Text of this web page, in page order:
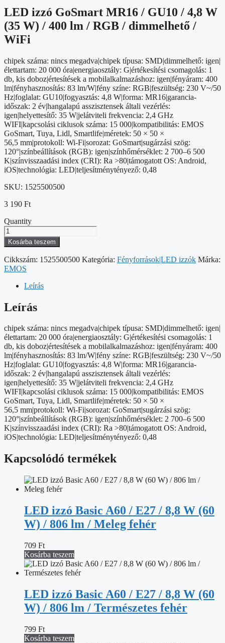
LED izzó GoSmart MR16 / GU10 / 4,8 W
(35 W) / 400 lm / RGB / dimmelhető /
WiFi
chipek száma: nincs megadva|chipek típusa: SMD|dimmelhető: igen|
élettartam: 20 000 óra|energiaosztály: G|értékesítési csomagolás: 1
db, kis doboz|értesítések a mobilalkalmazáshoz: igen|fényáram: 400
lm|fényhasznosítás: 83 lm/W|fény színe: RGB|feszültség: 230 V~/50
Hz|foglalat: GU10|fogyasztás: 4,8 W|forma: MR16|garancia-
időszak: 2 év|hangalapú asszisztensek általi vezérlés:
igen|helyettesítő: 35 W|jelátviteli frekvencia: 2,4 GHz
WIFI|kapcsolási ciklusok száma: 15 000|kompatibilitás: EMOS
GoSmart, Tuya, Lidl, Smartlife|méretek: 50 × 50 ×
56,5 mm|protokoll: Wi-Fi|sorozat: GoSmart|sugárzási szög:
120°|színbeállítások (RGB): igen|színhőmérséklet: 2 700–6 500
K|színvisszaadási index (CRI): Ra >80|támogatott OS: Android,
iOS|technológia: LED|teljesítménytényező: 0,48
SKU: 1525500500
3 190 Ft
Quantity
LED
izzó
GoSmart
MR16
/
GU10
W
(35
/
400
lm
/
RGB
/
dimmelhető
/
WiFi
mennyiség
Kosárba teszem
Cikkszám: 1525500500 Kategória: Fényforrások|LED izzók Márka:
EMOS
Leírás
Leírás
chipek száma: nincs megadva|chipek típusa: SMD|dimmelhető: igen|
élettartam: 20 000 óra|energiaosztály: G|értékesítési csomagolás: 1
db, kis doboz|értesítések a mobilalkalmazáshoz: igen|fényáram: 400
lm|fényhasznosítás: 83 lm/W|fény színe: RGB|feszültség: 230 V~/50
Hz|foglalat: GU10|fogyasztás: 4,8 W|forma: MR16|garancia-
időszak: 2 év|hangalapú asszisztensek általi vezérlés:
igen|helyettesítő: 35 W|jelátviteli frekvencia: 2,4 GHz
WIFI|kapcsolási ciklusok száma: 15 000|kompatibilitás: EMOS
GoSmart, Tuya, Lidl, Smartlife|méretek: 50 × 50 ×
56,5 mm|protokoll: Wi-Fi|sorozat: GoSmart|sugárzási szög:
120°|színbeállítások (RGB): igen|színhőmérséklet: 2 700–6 500
K|színvisszaadási index (CRI): Ra >80|támogatott OS: Android,
iOS|technológia: LED|teljesítménytényező: 0,48
Kapcsolódó termékek
LED izzó Basic A60 / E27 / 8,8 W (60
W) / 806 lm / Meleg fehér
709 Ft
Kosárba teszem
LED izzó Basic A60 / E27 / 8,8 W (60
W) / 806 lm / Természetes fehér
799 Ft
Kosárba teszem